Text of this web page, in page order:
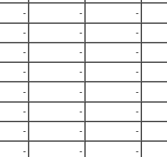
- - -
- - -
- - -
- - -
- - -
- - -
- - -
- - -